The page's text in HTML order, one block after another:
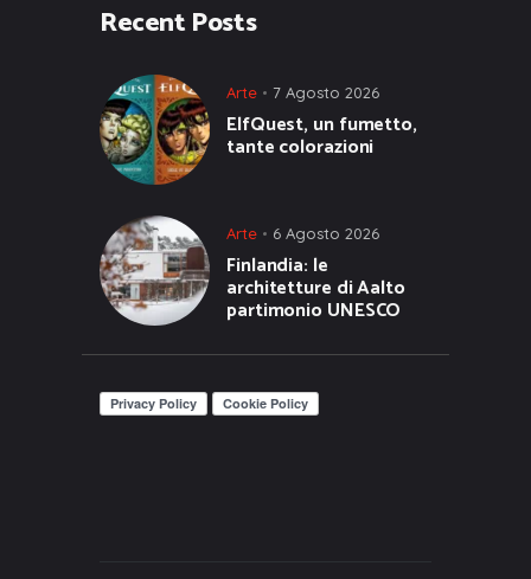
Recent Posts
Arte 7 Agosto 2026
ElfQuest, un fumetto,
tante colorazioni
Arte 6 Agosto 2026
Finlandia: le
architetture di Aalto
partimonio UNESCO